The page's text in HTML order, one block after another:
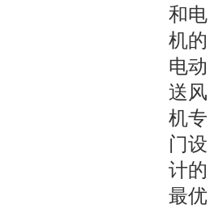
和电
机的
电动
送风
机专
门设
计的
最优